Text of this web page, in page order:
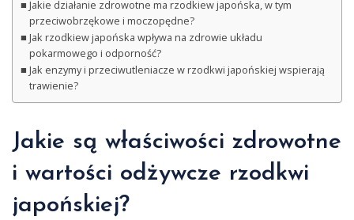
Jakie działanie zdrowotne ma rzodkiew japońska, w tym
przeciwobrzękowe i moczopędne?
Jak rzodkiew japońska wpływa na zdrowie układu
pokarmowego i odporność?
Jak enzymy i przeciwutleniacze w rzodkwi japońskiej wspierają
trawienie?
Jakie są właściwości zdrowotne
i wartości odżywcze rzodkwi
japońskiej?